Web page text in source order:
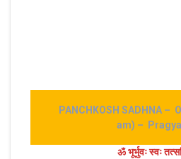
PANCHKOSH SADHNA –
am) –
ॐ भूर्भुवः स्‍वः